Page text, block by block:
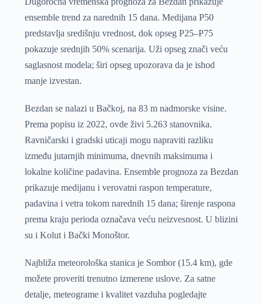
ensemble trend za narednih 15 dana. Medijana P50
predstavlja središnju vrednost, dok opseg P25–P75
pokazuje srednjih 50% scenarija. Uži opseg znači veću
saglasnost modela; širi opseg upozorava da je ishod
manje izvestan.
Bezdan se nalazi u Bačkoj, na 83 m nadmorske visine.
Prema popisu iz 2022, ovde živi 5.263 stanovnika.
Ravničarski i gradski uticaji mogu napraviti razliku
između jutarnjih minimuma, dnevnih maksimuma i
lokalne količine padavina. Ensemble prognoza za Bezdan
prikazuje medijanu i verovatni raspon temperature,
padavina i vetra tokom narednih 15 dana; širenje raspona
prema kraju perioda označava veću neizvesnost. U blizini
su i Kolut i Bački Monoštor.
Najbliža meteorološka stanica je Sombor (15.4 km), gde
možete proveriti trenutno izmerene uslove. Za satne
detalje, meteograme i kvalitet vazduha pogledajte